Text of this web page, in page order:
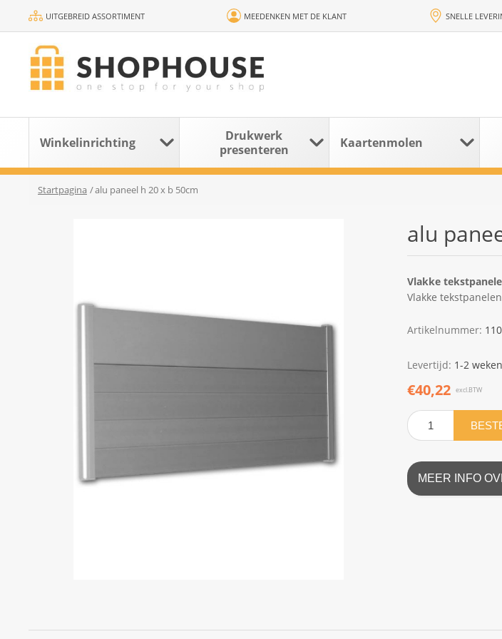
UITGEBREID ASSORTIMENT MEEDENKEN MET DE KLANT SNELLE
Winkelinrichting
Drukwerk
presenteren
Kaartenmolen
Startpagina /alu paneel h 20 x b 50cm
alu
Vlakke
Vlakke
Artikelnummer:
Levertijd: 1-2 weken
€40,22 excl.BTW
MEER INFO